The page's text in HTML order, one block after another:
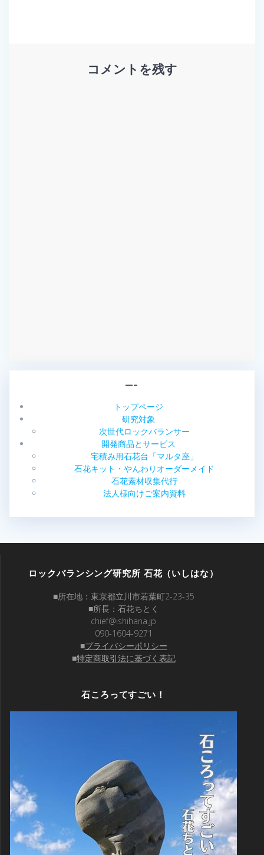
コメントを残す
—–
トップページ
研究対象
次世代ロックバランサー
開発商品とサービス
宅積み用石花台「マルタ座」
石花キット・やんわりオーダーメイド
石花素材収集代行
法人様向けご案内資料
ロックバランシング研究所 石花（いしはな）
■所在地：東京都立川市若葉町2-23-35
■所長：石花ちとく
chief@ishihana.jp
090-1604-9271
■プライバシーポリシー
■特定商取引法に基づく表記
石ころってすごい！